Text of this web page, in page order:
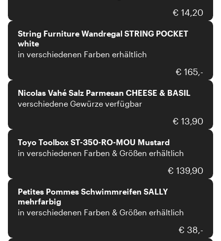
€ 14,20
String Furniture
String Furniture Wandregal STRING POCKET
white
in verschiedenen Farben erhältlich
€ 165,-
Nicolas Vahé
Nicolas Vahé Salz Parmesan CHEESE & BASIL
verschiedene Gewürze verfügbar
€ 13,90
TOYO STEEL
Toyo Toolbox ST-350-RO-MOU Mustard
in verschiedenen Farben & Größen erhältlich
€ 139,90
Petites Pommes
Petites Pommes Schwimmreifen SALLY
mehrfarbig
in verschiedenen Farben & Größen erhältlich
€ 38,-
Mifuko